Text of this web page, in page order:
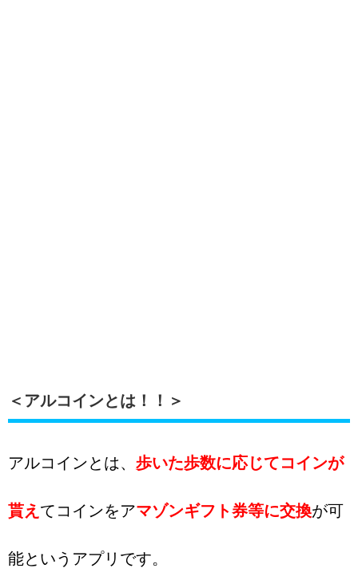
＜アルコインとは！！＞
アルコインとは、 歩いた歩数に応じてコインが
貰え てコインをアマゾンギフト券等に交換が可
能というアプリです。